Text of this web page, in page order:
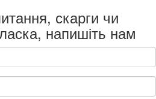
скарги чи
напишіть нам